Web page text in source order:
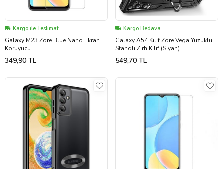
Kargo ile Teslimat
Galaxy M23 Zore Blue Nano Ekran
Koruyucu
349,90 TL
Kargo Bedava
Galaxy A54 Kılıf Zore Vega Yüzüklü
Standlı Zırh Kılıf (Siyah)
549,70 TL